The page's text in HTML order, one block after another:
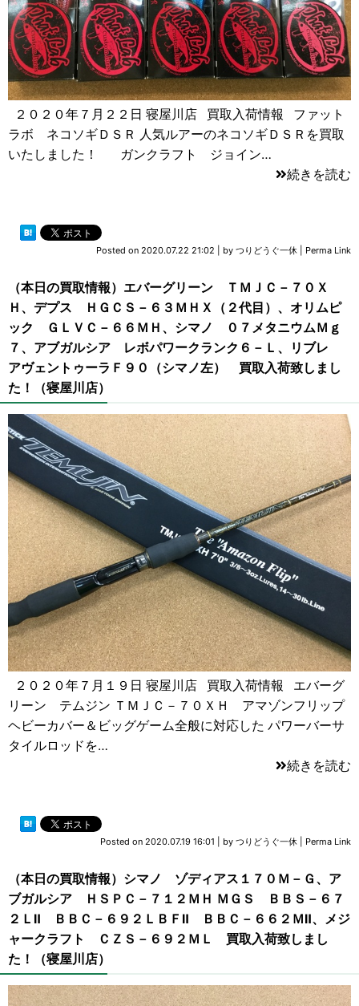
２０２０年７月２２日 寝屋川店 買取入荷情報 ファット
ラボ ネコソギＤＳＲ 人気ルアーのネコソギＤＳＲを買取
いたしました！ ガンクラフト ジョイン…
続きを読む
Posted on 2020.07.22 21:02 by つりどうぐ一休 Perma Link
（本日の買取情報）エバーグリーン ＴＭＪＣ－７０Ｘ
Ｈ、デプス ＨＧＣＳ－６３ＭＨＸ（２代目）、オリムピ
ック ＧＬＶＣ－６６ＭＨ、シマノ ０７メタニウムＭｇ
７、アブガルシア レボパワークランク６－Ｌ、リブレ
アヴェントゥーラＦ９０（シマノ左） 買取入荷致しまし
た！（寝屋川店）
２０２０年７月１９日 寝屋川店 買取入荷情報 エバーグ
リーン テムジン ＴＭＪＣ－７０ＸＨ アマゾンフリップ
ヘビーカバー＆ビッグゲーム全般に対応した パワーバーサ
タイルロッドを…
続きを読む
Posted on 2020.07.19 16:01 by つりどうぐ一休 Perma Link
（本日の買取情報）シマノ ゾディアス１７０Ｍ－Ｇ、ア
ブガルシア ＨＳＰＣ－７１２ＭＨ ＭＧＳ ＢＢＳ－６７
２ＬⅡ ＢＢＣ－６９２ＬＢＦⅡ ＢＢＣ－６６２ＭⅡ、メジ
ャークラフト ＣＺＳ－６９２ＭＬ 買取入荷致しまし
た！（寝屋川店）